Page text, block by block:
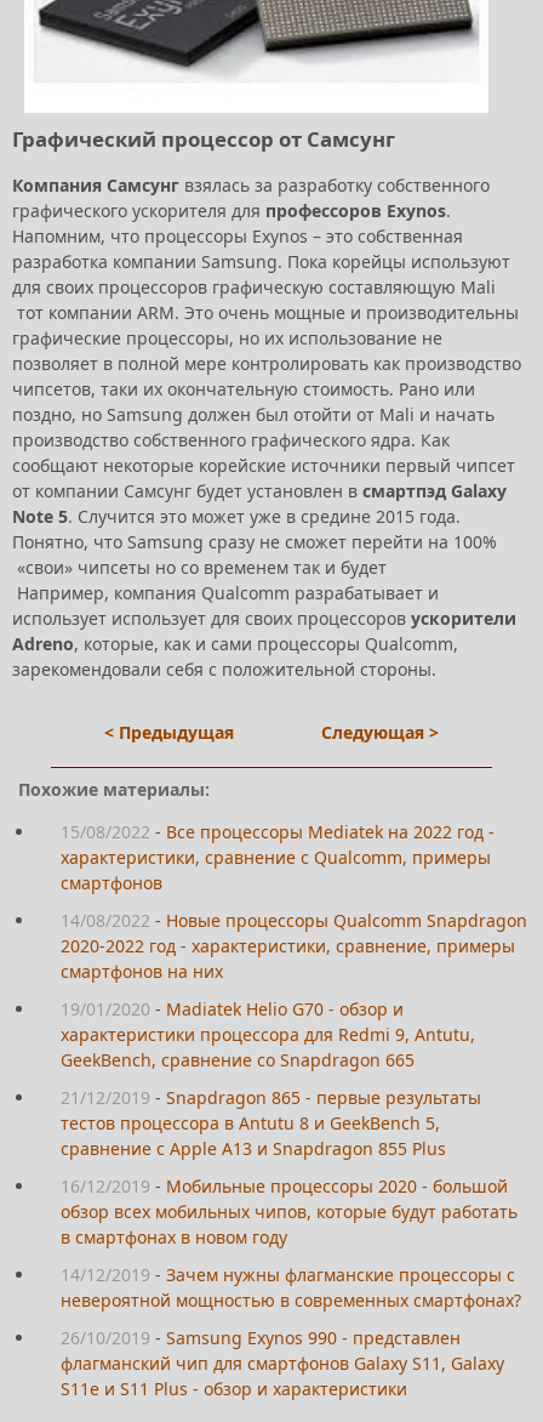
Графический процессор от Самсунг
Компания Самсунг взялась за разработку собственного
графического ускорителя для профессоров Exynos.
Напомним, что процессоры Exynos – это собственная
разработка компании Samsung. Пока корейцы используют
для своих процессоров графическую составляющую Mali
тот компании ARM. Это очень мощные и производительны
графические процессоры, но их использование не
позволяет в полной мере контролировать как производство
чипсетов, таки их окончательную стоимость. Рано или
поздно, но Samsung должен был отойти от Mali и начать
производство собственного графического ядра. Как
сообщают некоторые корейские источники первый чипсет
от компании Самсунг будет установлен в смартпэд Galaxy
Note 5. Случится это может уже в средине 2015 года.
Понятно, что Samsung сразу не сможет перейти на 100%
«свои» чипсеты но со временем так и будет
Например, компания Qualcomm разрабатывает и
использует использует для своих процессоров ускорители
Adreno, которые, как и сами процессоры Qualcomm,
зарекомендовали себя с положительной стороны.
< Предыдущая Следующая >
Похожие материалы:
15/08/2022 - Все процессоры Mediatek на 2022 год -
характеристики, сравнение с Qualcomm, примеры
смартфонов
14/08/2022 - Новые процессоры Qualcomm Snapdragon
2020-2022 год - характеристики, сравнение, примеры
смартфонов на них
19/01/2020 - Madiatek Helio G70 - обзор и
характеристики процессора для Redmi 9, Antutu,
GeekBench, сравнение со Snapdragon 665
21/12/2019 - Snapdragon 865 - первые результаты
тестов процессора в Antutu 8 и GeekBench 5,
сравнение с Apple A13 и Snapdragon 855 Plus
16/12/2019 - Мобильные процессоры 2020 - большой
обзор всех мобильных чипов, которые будут работать
в смартфонах в новом году
14/12/2019 - Зачем нужны флагманские процессоры с
невероятной мощностью в современных смартфонах?
26/10/2019 - Samsung Exynos 990 - представлен
флагманский чип для смартфонов Galaxy S11, Galaxy
S11e и S11 Plus - обзор и характеристики